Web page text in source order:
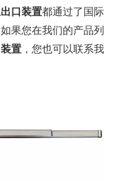
口装置都通过了国际
果您在我们的产品列
置 ，您也可以联系我